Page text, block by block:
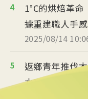
4
1°C的烘焙革
據重建職人手感
2025/08/14
5
返鄉青年推伐
水里觀光與減碳